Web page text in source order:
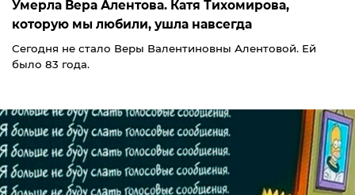
Умерла Вера Алентова. Катя Тихомирова,
которую мы любили, ушла навсегда
Сегодня не стало Веры Валентиновны Алентовой. Ей
было 83 года.